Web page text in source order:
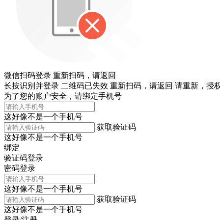
微信扫码登录 重新扫码， 请返回
长按识别并登录 二维码已失效 重新扫码， 请返回 请重新， 授
为了您的账户安全，请绑定手机号
这好像不是一个手机号
获取验证码
这好像不是一个手机号
绑定
验证码登录
密码登录
这好像不是一个手机号
获取验证码
这好像不是一个手机号